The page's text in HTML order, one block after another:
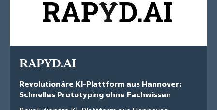
RAPYD.AI
Revolutionäre KI-Plattform aus Hannover:
Schnelles Prototyping ohne Fachwissen